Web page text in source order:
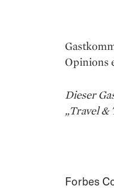
Opinions
Dieser
„Travel &
Forbes